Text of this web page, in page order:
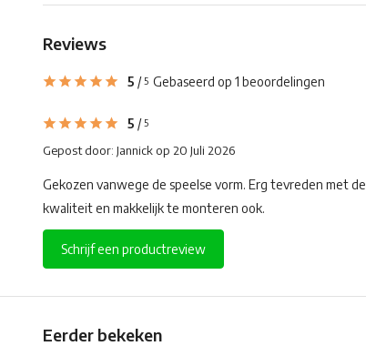
Reviews
5 / 5 Gebaseerd op 1 beoordelingen
5 / 5
Gepost door: Jannick op 20 Juli 2026
Gekozen vanwege de speelse vorm. Erg tevreden met de
kwaliteit en makkelijk te monteren ook.
Schrijf een productreview
Eerder bekeken